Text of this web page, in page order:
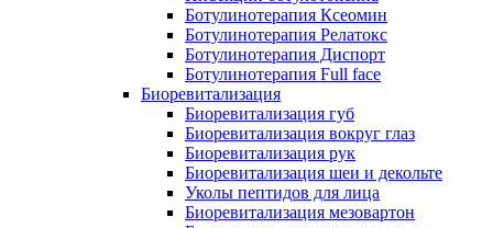
Ботулинотерапия Ксеомин
Ботулинотерапия Релатокс
Ботулинотерапия Диспорт
Ботулинотерапия Full face
Биоревитализация
Биоревитализация губ
Биоревитализация вокруг глаз
Биоревитализация рук
Биоревитализация шеи и декольте
Уколы пептидов для лица
Биоревитализация мезовартон